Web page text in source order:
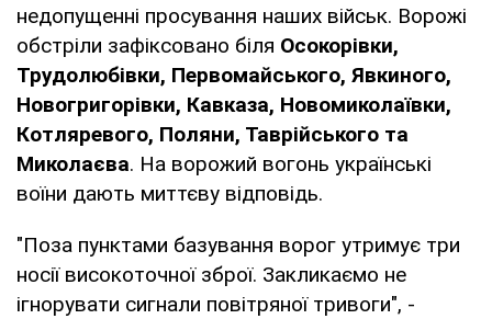
недопущенні просування наших військ. Ворожі
обстріли зафіксовано біля Осокорівки,
Трудолюбівки, Первомайського, Явкиного,
Новогригорівки, Кавказа, Новомиколаївки,
Котляревого, Поляни, Таврійського та
Миколаєва. На ворожий вогонь українські
воїни дають миттєву відповідь.
"Поза пунктами базування ворог утримує три
носії високоточної зброї. Закликаємо не
ігнорувати сигнали повітряної тривоги", -